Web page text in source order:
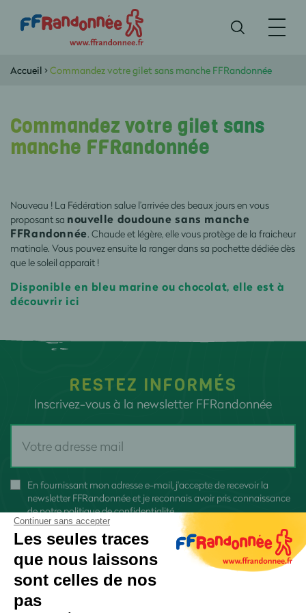
Accueil >Commandez votre gilet sans manche FFRandonnée
Commandez votre gilet sans
manche FFRandonnée
Nouveau ! La Fédération salue l’arrivée des beaux jours en vous
proposant sa nouvelle doudoune sans manche
FFRandonnée. Chaude et légère, elle vous protège de la fraicheur
matinale. Vous pouvez ensuite la ranger dans sa pochette dédiée dès
que le soleil apparait !
Disponible en bleu marine ou chocolat, elle est à
découvrir ici
RESTEZ INFORMÉS
Inscrivez-vous à la newsletter FFRandonnée
En fournissant mon adresse e-mail, j'accepte de recevoir la
newsletter FFRandonnée et je reconnais avoir pris connaissance
denotre politique de confidentialité
Continuer sans accepter
Les seules traces
que nous laissons
sont celles de nos
pas